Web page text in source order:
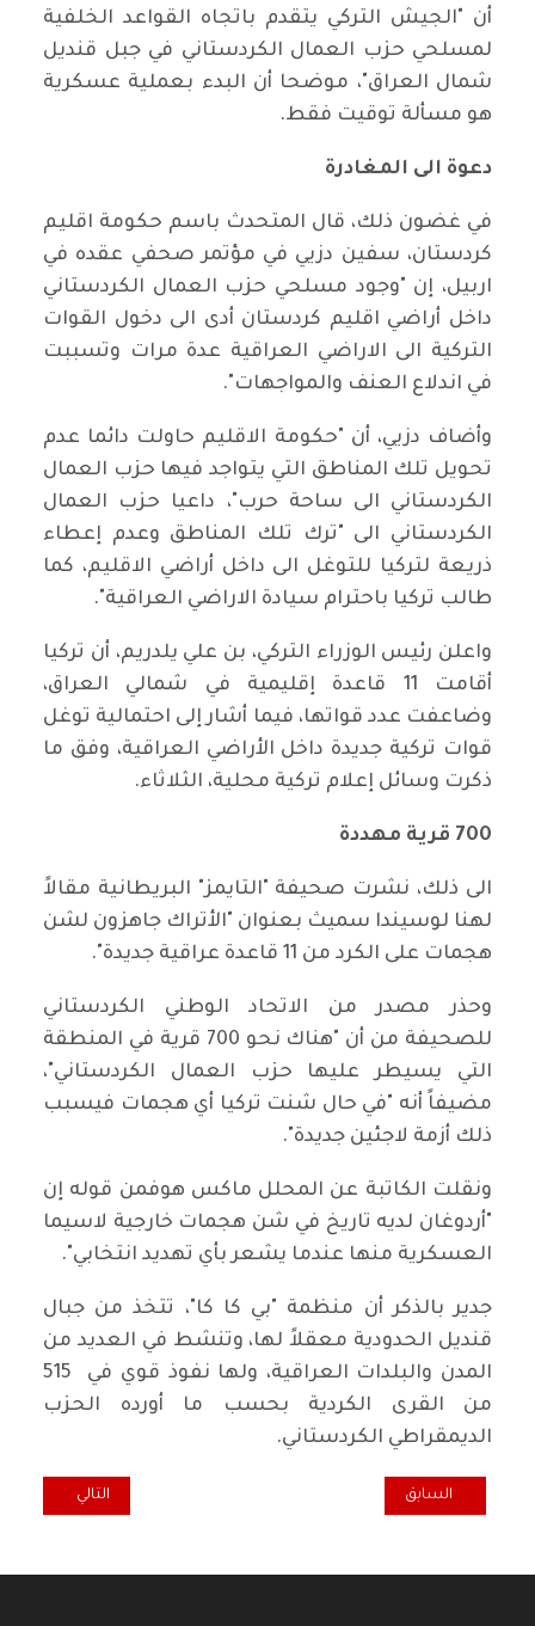
أن "الجيش التركي يتقدم باتجاه القواعد الخلفية
لمسلحي حزب العمال الكردستاني في جبل قنديل
شمال العراق"، موضحا أن البدء بعملية عسكرية
هو مسألة توقيت فقط.
دعوة الى المغادرة
في غضون ذلك، قال المتحدث باسم حكومة اقليم
كردستان، سفين دزيي في مؤتمر صحفي عقده في
اربيل، إن "وجود مسلحي حزب العمال الكردستاني
داخل أراضي اقليم كردستان أدى الى دخول القوات
التركية الى الاراضي العراقية عدة مرات وتسببت
في اندلاع العنف والمواجهات".
وأضاف دزيي، أن "حكومة الاقليم حاولت دائما عدم
تحويل تلك المناطق التي يتواجد فيها حزب العمال
الكردستاني الى ساحة حرب"، داعيا حزب العمال
الكردستاني الى "ترك تلك المناطق وعدم إعطاء
ذريعة لتركيا للتوغل الى داخل أراضي الاقليم، كما
طالب تركيا باحترام سيادة الاراضي العراقية".
واعلن رئيس الوزراء التركي، بن علي يلدريم، أن تركيا
أقامت 11 قاعدة إقليمية في شمالي العراق،
وضاعفت عدد قواتها، فيما أشار إلى احتمالية توغل
قوات تركية جديدة داخل الأراضي العراقية، وفق ما
ذكرت وسائل إعلام تركية محلية، الثلاثاء.
700 قرية مهددة
الى ذلك، نشرت صحيفة "التايمز" البريطانية مقالاً
لهنا لوسيندا سميث بعنوان "الأتراك جاهزون لشن
هجمات على الكرد من 11 قاعدة عراقية جديدة".
وحذر مصدر من الاتحاد الوطني الكردستاني
للصحيفة من أن "هناك نحو 700 قرية في المنطقة
التي يسيطر عليها حزب العمال الكردستاني"،
مضيفاً أنه "في حال شنت تركيا أي هجمات فيسبب
ذلك أزمة لاجئين جديدة".
ونقلت الكاتبة عن المحلل ماكس هوفمن قوله إن
"أردوغان لديه تاريخ في شن هجمات خارجية لاسيما
العسكرية منها عندما يشعر بأي تهديد انتخابي".
جدير بالذكر أن منظمة "بي كا كا"، تتخذ من جبال
قنديل الحدودية معقلاً لها، وتنشط في العديد من
المدن والبلدات العراقية، ولها نفوذ قوي في 515
من القرى الكردية بحسب ما أورده الحزب
الديمقراطي الكردستاني.
المقال السابق: "سائرون" تعليقا على اجراء العد والفرز اليدوي: المطلوب
السابق المقال التالي:
التالي